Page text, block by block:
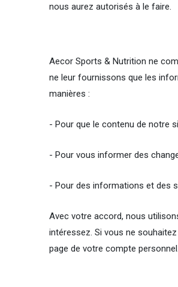
nous aurez autorisés à le faire.
Aecor Sports & Nutrition ne
ne leur fournissons que les
manières :
- Pour que le contenu de notre
- Pour vous informer des
- Pour des informations et des
Avec votre accord, nous
intéressez. Si vous ne
page de votre compte personnel.